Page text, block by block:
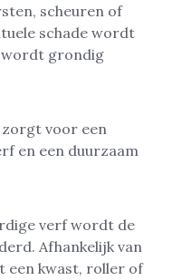
scheuren of
schade wordt
wordt grondig
voor een
en een duurzaam
verf wordt de
Afhankelijk van
een kwast, roller of